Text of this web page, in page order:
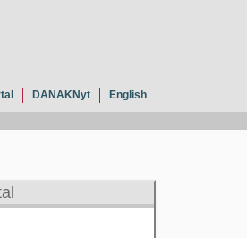
DANAKNyt English